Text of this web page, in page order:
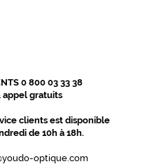
0 800 03 33 38
appel gratuits
clients est disponible
de 10h à 18h.
optique.com